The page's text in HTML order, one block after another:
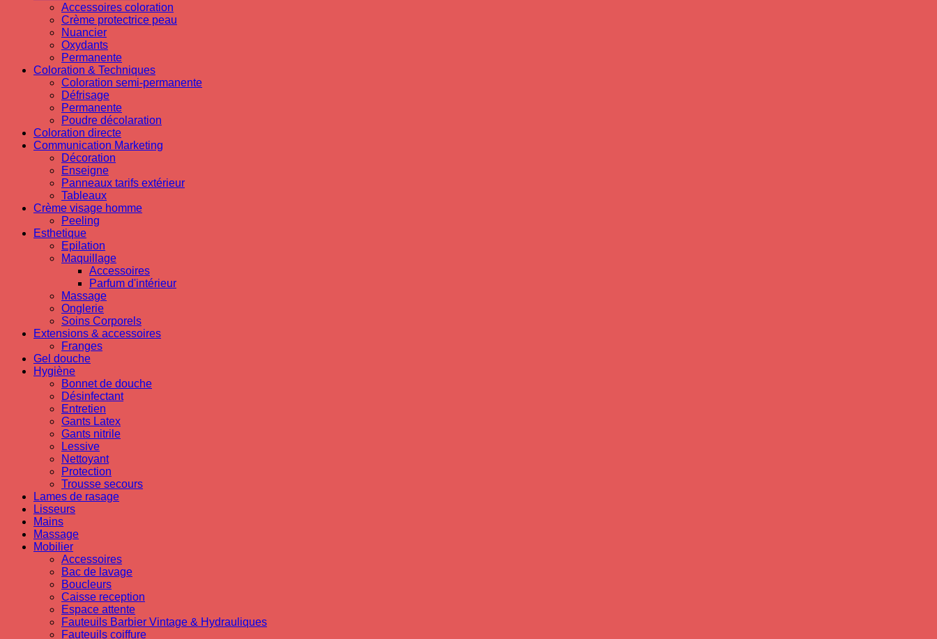
Accessoires coloration
Crème protectrice peau
Nuancier
Oxydants
Permanente
Coloration & Techniques
Coloration semi-permanente
Défrisage
Permanente
Poudre décolaration
Coloration directe
Communication Marketing
Décoration
Enseigne
Panneaux tarifs extérieur
Tableaux
Crème visage homme
Peeling
Esthetique
Epilation
Maquillage
Accessoires
Parfum d'intérieur
Massage
Onglerie
Soins Corporels
Extensions & accessoires
Franges
Gel douche
Hygiène
Bonnet de douche
Désinfectant
Entretien
Gants Latex
Gants nitrile
Lessive
Nettoyant
Protection
Trousse secours
Lames de rasage
Lisseurs
Mains
Massage
Mobilier
Accessoires
Bac de lavage
Boucleurs
Caisse reception
Espace attente
Fauteuils Barbier Vintage & Hydrauliques
Fauteuils coiffure